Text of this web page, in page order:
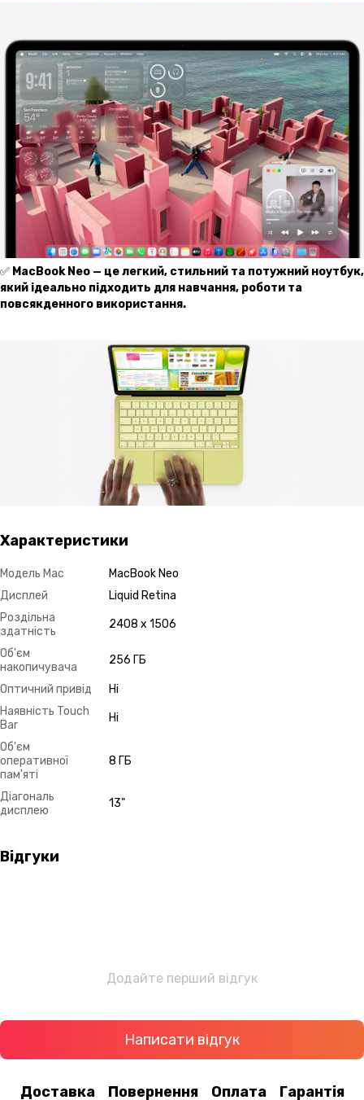
✅ MacBook Neo — це легкий, стильний та потужний ноутбук,
який ідеально підходить для навчання, роботи та
повсякденного використання.
Характеристики
Модель Mac
MacBook Neo
Дисплей
Liquid Retina
Роздільна
здатність
2408 x 1506
Об'єм
накопичувача
256 ГБ
Оптичний привід
Ні
Наявність Touch
Bar
Ні
Об'єм
оперативної
пам'яті
8 ГБ
Діагональ
дисплею
13"
Відгуки
Додайте перший відгук
Написати відгук
Доставка Повернення Оплата Гарантія